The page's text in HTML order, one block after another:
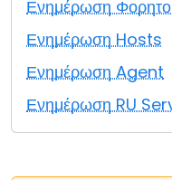
Ενημέρωση
Ενημέρωση Hosts
Ενημέρωση Agent
Ενημέρωση RU
Cloud & Τοπική